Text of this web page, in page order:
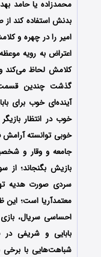
محمدزاده یا حامد
بدنش استفاده کند از
امیر را در چهره و
اعتراض به رویه
کلامش لحاظ می‌کند و
گذشت چندین
آینده‌ای خوب برای
خوب در انتظار
خوبی توانسته آرامش
جامعه و وقار و
بازیش بگنجاند؛ از
سردی صورت هدیه
معتمدآریا است؛
احساسی سریال،
بابایی و شریفی
شباهت‌هایی با برخی